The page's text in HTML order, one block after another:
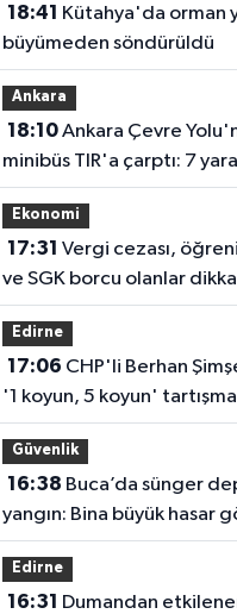
18:41
büyümeden söndürüldü
Ankara
18:10Ankara Çevre Yolu'nda
minibüs TIR'a çarptı: 7
Ekonomi
17:31
ve SGK borcu olanlar
Edirne
17:06
'1 koyun, 5 koyun'
çıktı
Güvenlik
16:38
yangın: Bina büyük hasar
Edirne
16:31